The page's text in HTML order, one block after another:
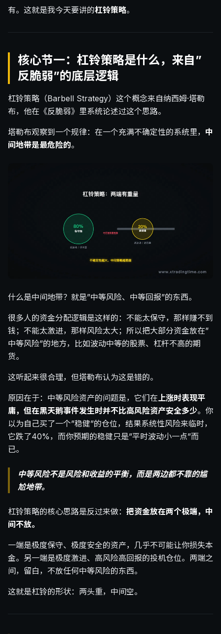
有。这就是我今天要讲的杠铃策略。
核心节一：杠铃策略是什么，来自”
反脆弱”的底层逻辑
杠铃策略（Barbell Strategy）这个概念来自纳西姆·塔勒
布，他在《反脆弱》里系统论述过这个思路。
塔勒布观察到一个规律：在一个充满不确定性的系统里， 中
间地带是最危险的。
什么是中间地带？就是”中等风险、中等回报”的东西。
很多人的资金分配逻辑是这样的：不能太保守，那样赚不到
钱；不能太激进，那样风险太大；所以把大部分资金放在”
中等风险”的地方，比如波动中等的股票、杠杆不高的期
货。
这听起来很合理，但塔勒布认为这是错的。
原因在于：中等风险资产的问题是，它们在上涨时表现平
庸，但在黑天鹅事件发生时并不比高风险资产安全多少。你
以为自己买了一个”稳健”的仓位，结果系统性风险来临时，
它跌了40%，而你预期的稳健只是”平时波动小一点”而
已。
中等风险不是风险和收益的平衡，而是两边都不靠的尴
尬地带。
杠铃策略的核心思路是反过来做： 把资金放在两个极端，中
间不放。
一端是极度保守、极度安全的资产，几乎不可能让你损失本
金。另一端是极度激进、高风险高回报的投机仓位。两端之
间，留白，不放任何中等风险的东西。
这就是杠铃的形状：两头重，中间空。